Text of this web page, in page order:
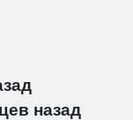
назад